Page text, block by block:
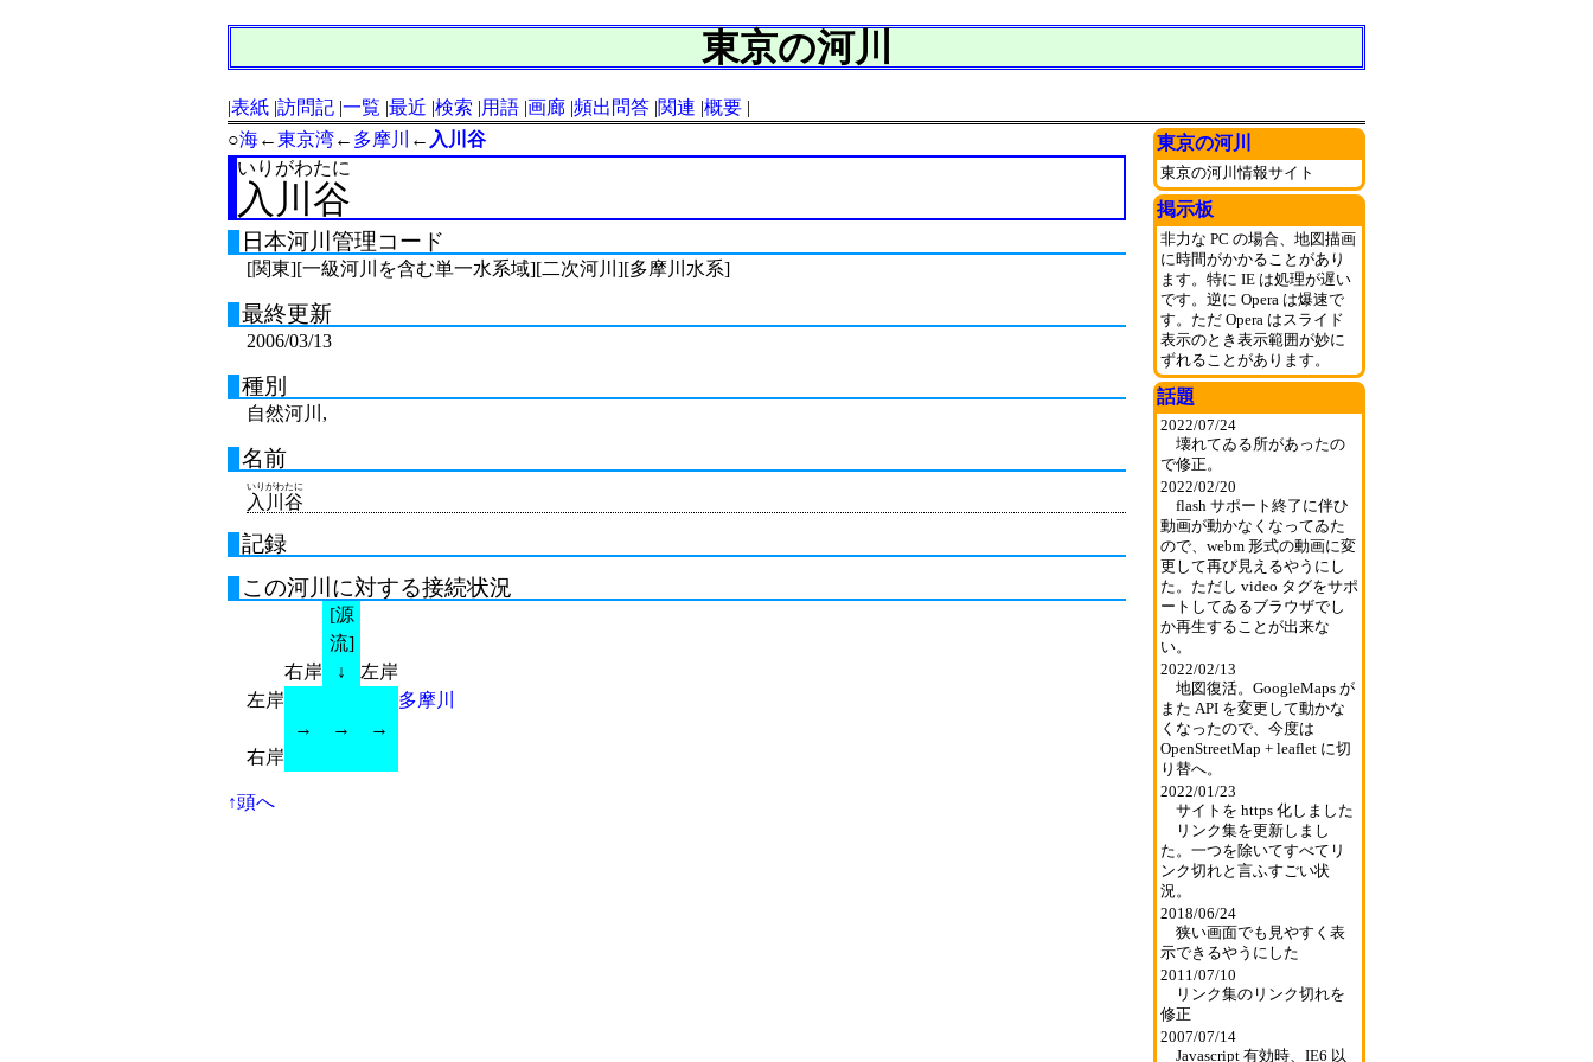
東京の河川
表紙 訪問記 一覧 最近 検索 用語 画廊 頻出問答 関連 概要
○海←東京湾← 多摩川 ← 入川谷
入川谷
いりがわたに
日本河川管理コード
[関東][一級河川を含む単一水系域][二次河川][多摩川水系]
最終更新
2006/03/13
種別
自然河川,
名前
入川谷
いりがわたに
記録
この河川に対する接続状況
右岸
[源
流]
↓
左岸
左岸
右岸
→ → →
多摩川
↑頭へ
東京の河川
東京の河川情報サイト
掲示板
非力な PC の場合、地図描画
に時間がかかることがあり
ます。特に IE は処理が遅い
です。逆に Opera は爆速で
す。ただ Opera はスライド
表示のとき表示範囲が妙に
ずれることがあります。
話題
2022/07/24
壊れてゐる所があったの
で修正。
2022/02/20
flash サポート終了に伴ひ
動画が動かなくなってゐた
ので、webm 形式の動画に変
更して再び見えるやうにし
た。ただし video タグをサポ
ートしてゐるブラウザでし
か再生することが出来な
い。
2022/02/13
地図復活。GoogleMaps が
また API を変更して動かな
くなったので、今度は
OpenStreetMap + leaflet に切
り替へ。
2022/01/23
サイトを https 化しました
リンク集を更新しまし
た。一つを除いてすべてリ
ンク切れと言ふすごい状
況。
2018/06/24
狭い画面でも見やすく表
示できるやうにした
2011/07/10
リンク集のリンク切れを
修正
2007/07/14
Javascript 有効時、IE6 以